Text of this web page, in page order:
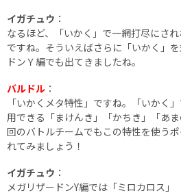
イガチュウ ：
なるほど、「いかく」で一網打尽にさ
ですね。そういえばさらに「いかく」
ドンＹ編でも出てきましたね。
バルドル ：
「いかくメタ特性」ですね。「いかく
用できる「まけんき」「かちき」「あ
回のバトルチームでもこの特性を使う
れてみましょう！
イガチュウ ：
メガリザードンY編では「ミロカロス」